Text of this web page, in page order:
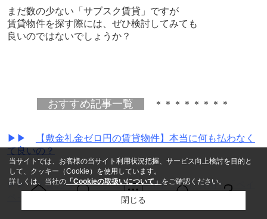
まだ数の少ない「サブスク賃貸」ですが
賃貸物件を探す際には、ぜひ検討してみても
良いのではないでしょうか？
おすすめ記事一覧 ＊＊＊＊＊＊＊＊
▶▶
【敷金礼金ゼロ円の賃貸物件】本当に何も払わなく
て良いの？
▶▶賃貸の【キャッシュレス決済】！初期費用も「ペイ
問い合せ
当サイトでは、お客様の当サイト利用状況把握、サービス向上検討を目的と
して、クッキー（Cookie）を使用しています。
詳しくは、当社の 「Cookieの取扱いについて」 をご確認ください。
閉じる